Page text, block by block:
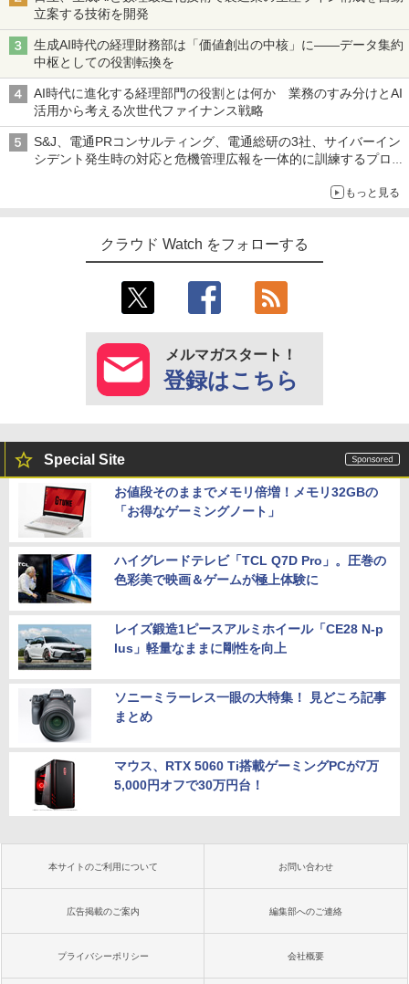
立案する技術を開発
生成AI時代の経理財務部は「価値創出の中核」に――データ集約
中枢としての役割転換を
AI時代に進化する経理部門の役割とは何か 業務のすみ分けとAI
活用から考える次世代ファイナンス戦略
S&J、電通PRコンサルティング、電通総研の3社、サイバーイン
シデント発生時の対応と危機管理広報を一体的に訓練するプログ
もっと見る
クラウド Watch をフォローする
メルマガスタート！
登録はこちら
Special Site
お値段そのままでメモリ倍増！メモリ32GBの
「お得なゲーミングノート」
ハイグレードテレビ「TCL Q7D Pro」。圧巻の
色彩美で映画＆ゲームが極上体験に
レイズ鍛造1ピースアルミホイール「CE28 N-p
lus」軽量なままに剛性を向上
ソニーミラーレス一眼の大特集！ 見どころ記事
まとめ
マウス、RTX 5060 Ti搭載ゲーミングPCが7万
5,000円オフで30万円台！
本サイトのご利用について お問い合わせ
広告掲載のご案内 編集部へのご連絡
プライバシーポリシー 会社概要